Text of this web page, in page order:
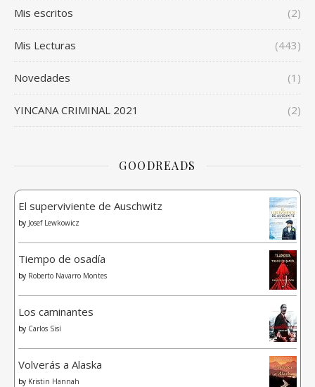
Mis escritos (2)
Mis Lecturas (443)
Novedades (1)
YINCANA CRIMINAL 2021 (2)
GOODREADS
El superviviente de Auschwitz
by Josef Lewkowicz
Tiempo de osadía
by Roberto Navarro Montes
Los caminantes
by Carlos Sisí
Volverás a Alaska
by Kristin Hannah